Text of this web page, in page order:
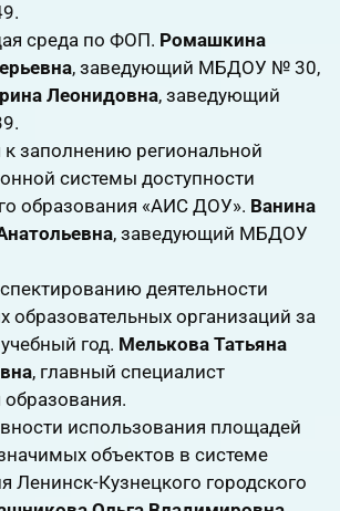
среда по ФОП. Ромашкина
, заведующий МБДОУ № 30,
Леонидовна, заведующий
к заполнению региональной
системы доступности
образования «АИС ДОУ». Ванина
, заведующий МБДОУ
деятельности
образовательных организаций за
год. Мелькова Татьяна
, главный специалист
использования площадей
объектов в системе
Ленинск-Кузнецкого городского